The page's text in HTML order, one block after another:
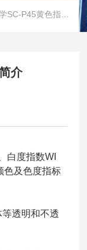
P45黄色指数仪简介
介
白度指数WI
色及色度指标
透明和不透